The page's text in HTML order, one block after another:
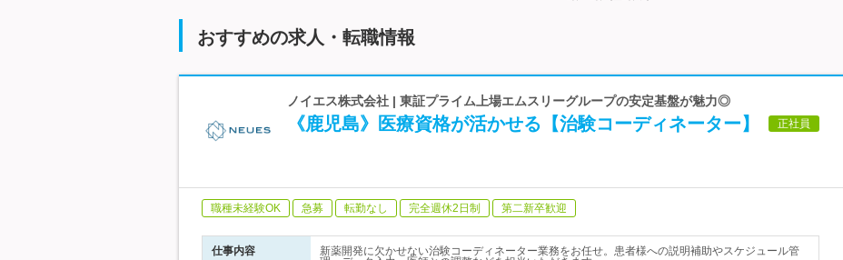
おすすめの求人・転職情報
ノイエス株式会社 | 東証プライム上場エムスリーグループの安定基盤が魅力◎
《鹿児島》医療資格が活かせる【治験コーディネーター】 正社員
職種未経験OK 急募 転勤なし 完全週休2日制 第二新卒歓迎
仕事内容
新薬開発に欠かせない治験コーディネーター業務をお任せ。患者様への説明補助やスケジュール管